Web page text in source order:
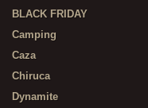
BLACK FRIDAY
Camping
Caza
Chiruca
Dynamite